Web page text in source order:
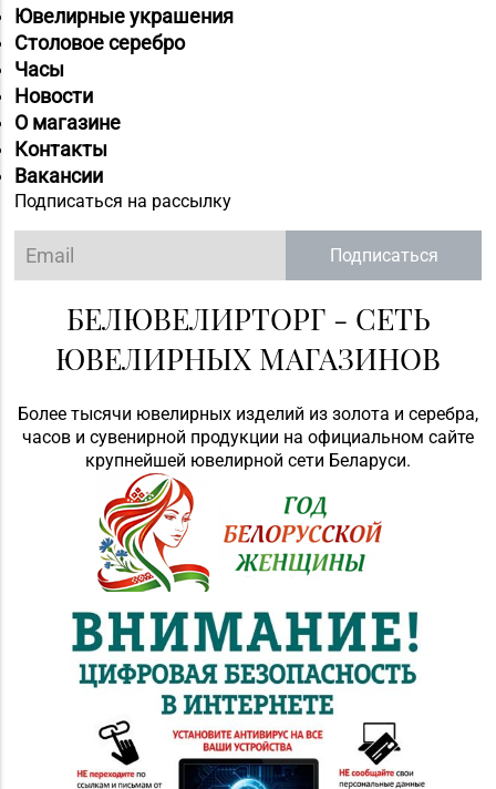
Ювелирные украшения
Столовое серебро
Часы
Новости
О магазине
Контакты
Вакансии
Подписаться на рассылку
Подписаться
БЕЛЮВЕЛИРТОРГ - СЕТЬ
ЮВЕЛИРНЫХ МАГАЗИНОВ
Более тысячи ювелирных изделий из золота и серебра,
часов и сувенирной продукции на официальном сайте
крупнейшей ювелирной сети Беларуси.